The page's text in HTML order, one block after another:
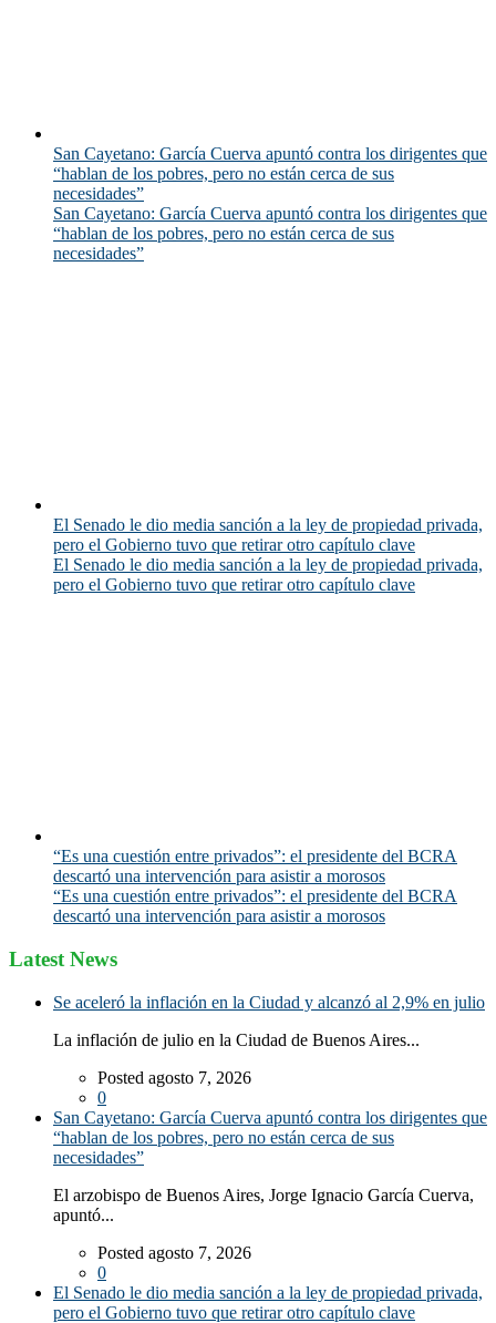
San Cayetano: García Cuerva apuntó contra los dirigentes que
“hablan de los pobres, pero no están cerca de sus
necesidades”
San Cayetano: García Cuerva apuntó contra los dirigentes que
“hablan de los pobres, pero no están cerca de sus
necesidades”
El Senado le dio media sanción a la ley de propiedad privada,
pero el Gobierno tuvo que retirar otro capítulo clave
El Senado le dio media sanción a la ley de propiedad privada,
pero el Gobierno tuvo que retirar otro capítulo clave
“Es una cuestión entre privados”: el presidente del BCRA
descartó una intervención para asistir a morosos
“Es una cuestión entre privados”: el presidente del BCRA
descartó una intervención para asistir a morosos
Latest News
Se aceleró la inflación en la Ciudad y alcanzó al 2,9% en julio
La inflación de julio en la Ciudad de Buenos Aires...
Posted agosto 7, 2026
0
San Cayetano: García Cuerva apuntó contra los dirigentes que
“hablan de los pobres, pero no están cerca de sus
necesidades”
El arzobispo de Buenos Aires, Jorge Ignacio García Cuerva,
apuntó...
Posted agosto 7, 2026
0
El Senado le dio media sanción a la ley de propiedad privada,
pero el Gobierno tuvo que retirar otro capítulo clave